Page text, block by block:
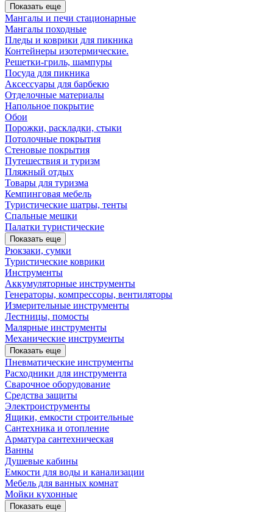
Показать еще
Мангалы и печи стационарные
Мангалы походные
Пледы и коврики для пикника
Контейнеры изотермические.
Решетки-гриль, шампуры
Посуда для пикника
Аксессуары для барбекю
Отделочные материалы
Напольное покрытие
Обои
Порожки, раскладки, стыки
Потолочные покрытия
Стеновые покрытия
Путешествия и туризм
Пляжный отдых
Товары для туризма
Кемпинговая мебель
Туристические шатры, тенты
Спальные мешки
Палатки туристические
Показать еще
Рюкзаки, сумки
Туристические коврики
Инструменты
Аккумуляторные инструменты
Генераторы, компрессоры, вентиляторы
Измерительные инструменты
Лестницы, помосты
Малярные инструменты
Механические инструменты
Показать еще
Пневматические инструменты
Расходники для инструмента
Сварочное оборудование
Средства защиты
Электроиструменты
Ящики, емкости строительные
Сантехника и отопление
Арматура сантехническая
Ванны
Душевые кабины
Емкости для воды и канализации
Мебель для ванных комнат
Мойки кухонные
Показать еще